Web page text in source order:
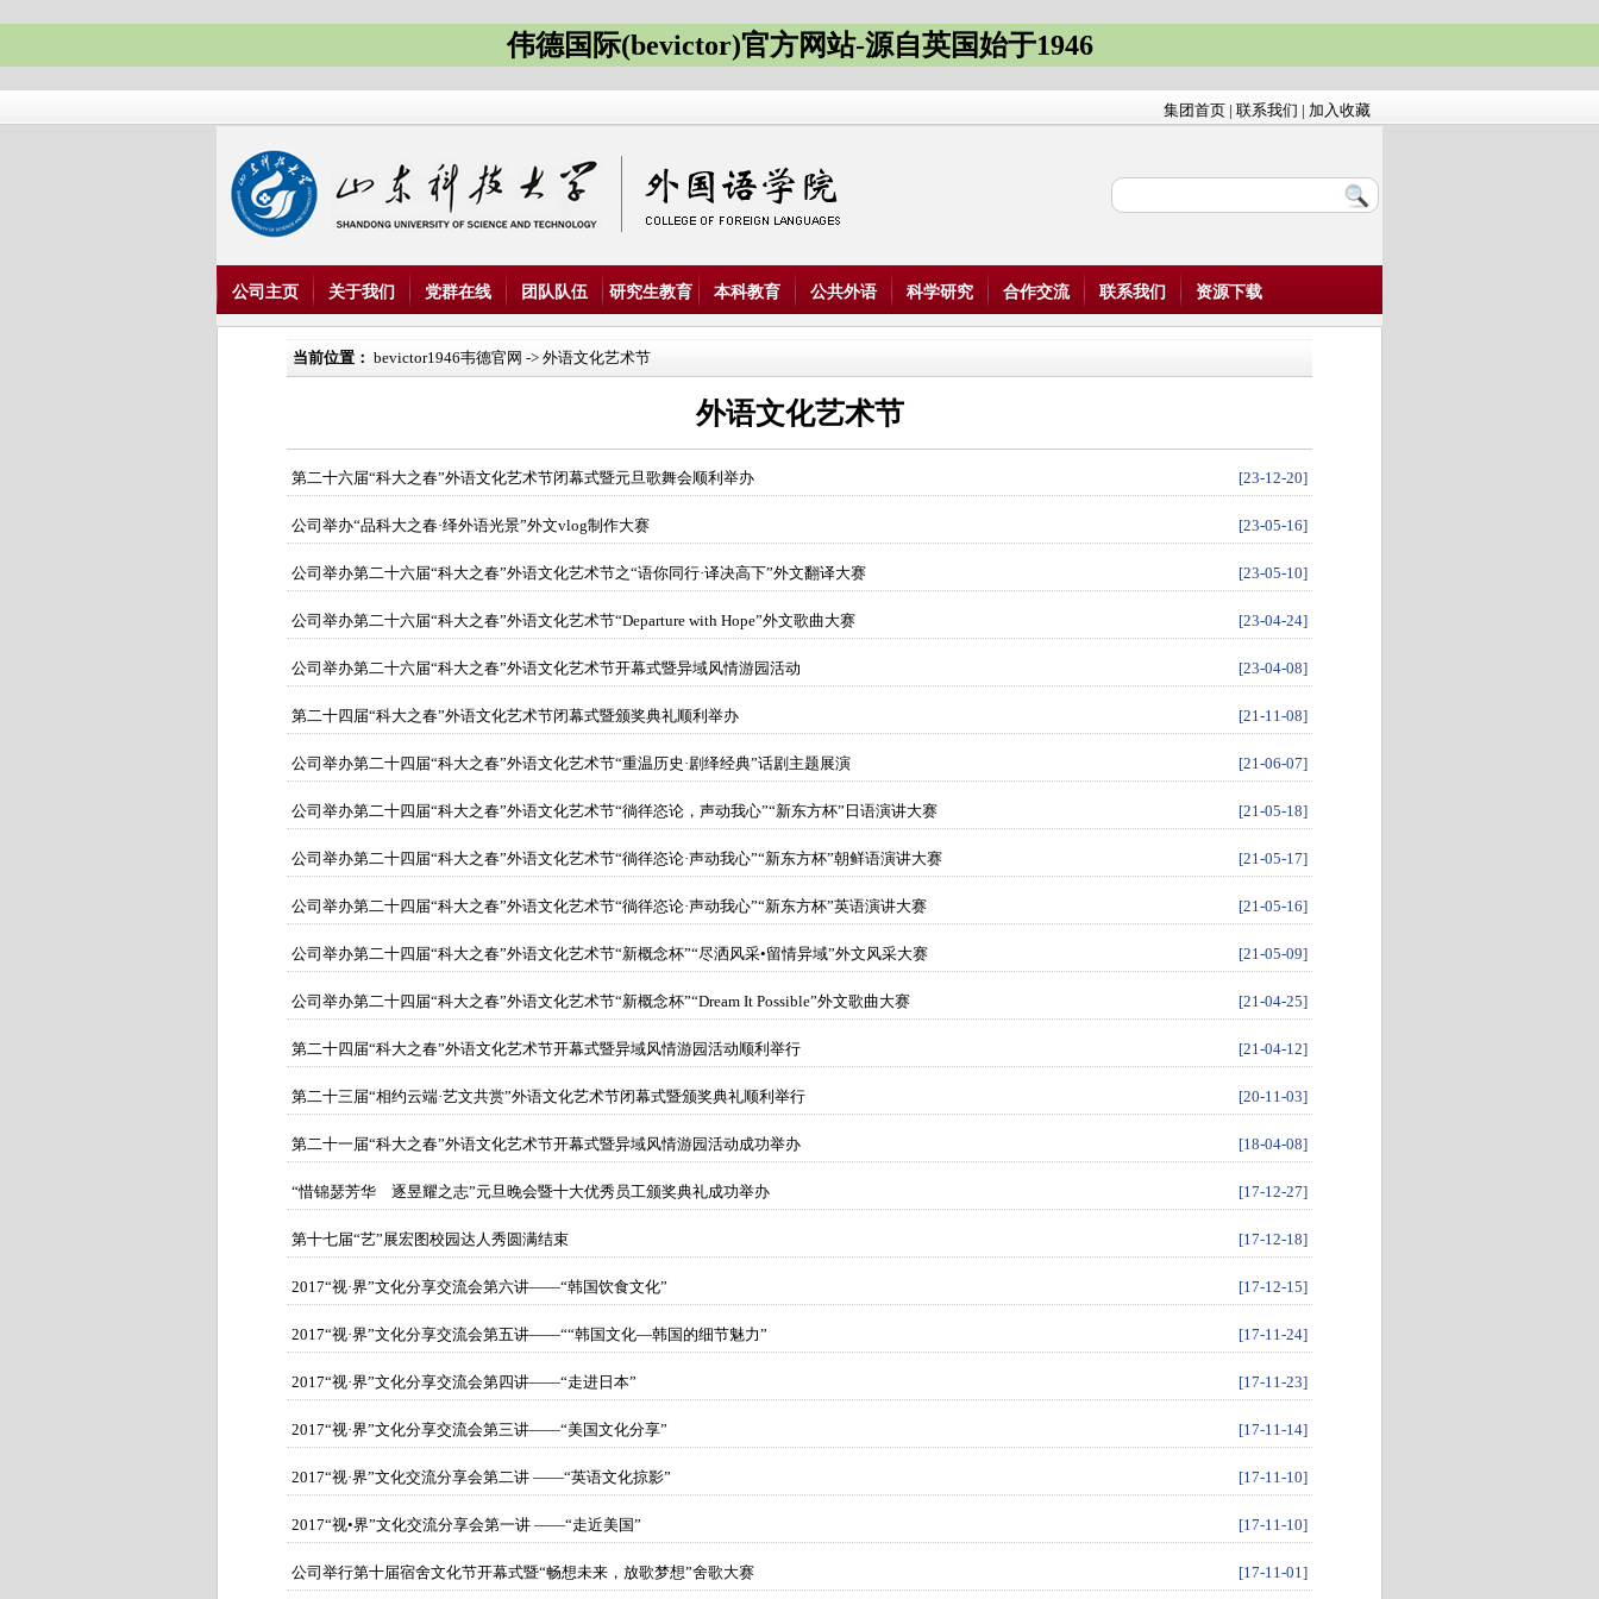
伟德国际(bevictor)官方网站-源自英国始于1946
集团首页 | 联系我们 | 加入收藏
公司主页 关于我们 党群在线 团队队伍 研究生教育 本科教育 公共外语 科学研究 合作交流 联系我们 资源下载
当前位置： bevictor1946韦德官网 -> 外语文化艺术节
外语文化艺术节
第二十六届“科大之春”外语文化艺术节闭幕式暨元旦歌舞会顺利举办 [23-12-20]
公司举办“品科大之春·绎外语光景”外文vlog制作大赛 [23-05-16]
公司举办第二十六届“科大之春”外语文化艺术节之“语你同行·译决高下”外文翻译大赛 [23-05-10]
公司举办第二十六届“科大之春”外语文化艺术节“Departure with Hope”外文歌曲大赛 [23-04-24]
公司举办第二十六届“科大之春”外语文化艺术节开幕式暨异域风情游园活动 [23-04-08]
第二十四届“科大之春”外语文化艺术节闭幕式暨颁奖典礼顺利举办 [21-11-08]
公司举办第二十四届“科大之春”外语文化艺术节“重温历史·剧绎经典”话剧主题展演 [21-06-07]
公司举办第二十四届“科大之春”外语文化艺术节“徜徉恣论，声动我心”“新东方杯”日语演讲大赛 [21-05-18]
公司举办第二十四届“科大之春”外语文化艺术节“徜徉恣论·声动我心”“新东方杯”朝鲜语演讲大赛 [21-05-17]
公司举办第二十四届“科大之春”外语文化艺术节“徜徉恣论·声动我心”“新东方杯”英语演讲大赛 [21-05-16]
公司举办第二十四届“科大之春”外语文化艺术节“新概念杯”“尽洒风采•留情异域”外文风采大赛 [21-05-09]
公司举办第二十四届“科大之春”外语文化艺术节“新概念杯”“Dream It Possible”外文歌曲大赛 [21-04-25]
第二十四届“科大之春”外语文化艺术节开幕式暨异域风情游园活动顺利举行 [21-04-12]
第二十三届“相约云端·艺文共赏”外语文化艺术节闭幕式暨颁奖典礼顺利举行 [20-11-03]
第二十一届“科大之春”外语文化艺术节开幕式暨异域风情游园活动成功举办 [18-04-08]
“惜锦瑟芳华 逐昱耀之志”元旦晚会暨十大优秀员工颁奖典礼成功举办 [17-12-27]
第十七届“艺”展宏图校园达人秀圆满结束 [17-12-18]
2017“视·界”文化分享交流会第六讲——“韩国饮食文化” [17-12-15]
2017“视·界”文化分享交流会第五讲——““韩国文化—韩国的细节魅力” [17-11-24]
2017“视·界”文化分享交流会第四讲——“走进日本” [17-11-23]
2017“视·界”文化分享交流会第三讲——“美国文化分享” [17-11-14]
2017“视·界”文化交流分享会第二讲 ——“英语文化掠影” [17-11-10]
2017“视•界”文化交流分享会第一讲 ——“走近美国” [17-11-10]
公司举行第十届宿舍文化节开幕式暨“畅想未来，放歌梦想”舍歌大赛 [17-11-01]